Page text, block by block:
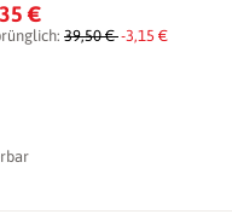
€
39,50 €-3,15 €